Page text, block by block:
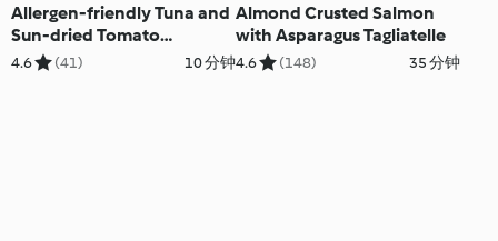
Allergen-friendly Tuna and
Sun-dried Tomato
Courgetti
4.6 (41) 10 分钟
Almond Crusted Salmon
with Asparagus Tagliatelle
4.6 (148) 35 分钟